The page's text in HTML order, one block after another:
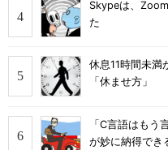
Skypeは、
た
休息11時間未
「休ませ方」
「C言語はもう
が妙に納得でき